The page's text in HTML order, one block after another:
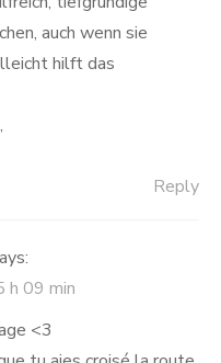
auch wenn sie
hilft das
Reply
09 min
<3